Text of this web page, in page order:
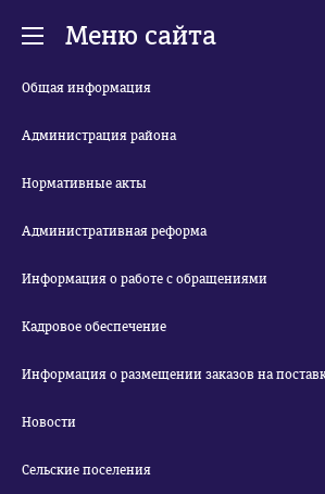
Меню сайта
Общая информация
Администрация района
Нормативные акты
Административная реформа
Информация о работе с обращениями
Кадровое обеспечение
Информация о размещении заказов на
Новости
Сельские поселения